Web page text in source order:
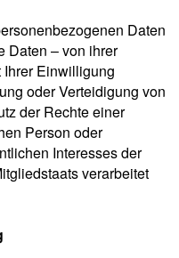
Daten
Daten – von ihrer
Einwilligung
oder Verteidigung von
der Rechte einer
Person oder
Interesses der
verarbeitet